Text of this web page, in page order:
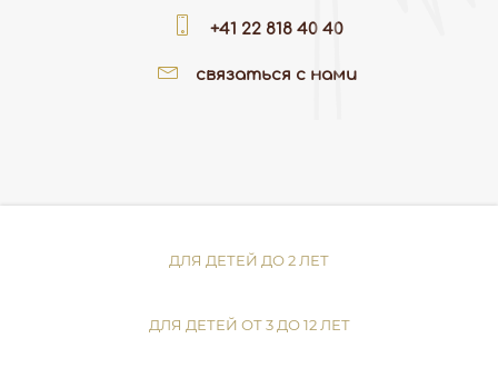
+41 22 818 40 40
связаться с нами
ДЛЯ ДЕТЕЙ ДО 2 ЛЕТ
ДЛЯ ДЕТЕЙ ОТ 3 ДО 12 ЛЕТ